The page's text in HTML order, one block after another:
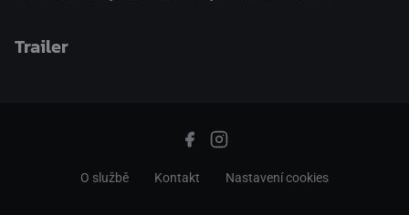
Trailer
O službě Kontakt Nastavení cookies